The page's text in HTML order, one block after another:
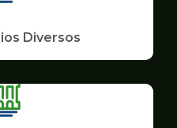
Diversos